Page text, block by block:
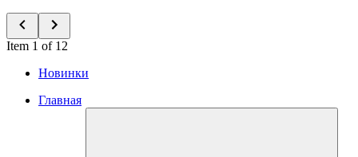
Item 1 of 12
Новинки
Главная